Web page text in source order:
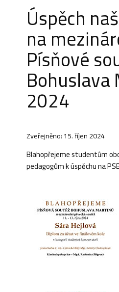
Úspěch
na
Písňové
2024
Zveřejněno: 15. říjen 2024
Blahopřejeme studentům
pedagogům k úspěchu na